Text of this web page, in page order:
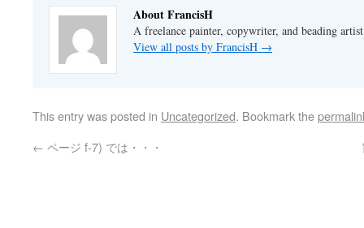
About FrancisH
A freelance painter, copywriter, and beading artist
View all posts by FrancisH →
This entry was posted in Uncategorized. Bookmark the
← ページ f-7) では・・・